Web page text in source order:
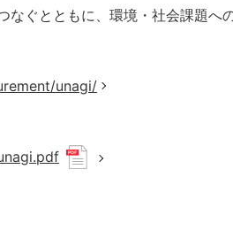
ぐとともに、環境・社会課題へ
unagi/